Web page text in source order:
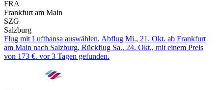
FRA
Frankfurt am Main
SZG
Salzburg
Flug mit Lufthansa auswählen, Abflug Mi., 21. Okt. ab Frankfurt
am Main nach Salzburg, Rückflug Sa., 24. Okt., mit einem Preis
von 173 €. vor 3 Tagen gefunden.